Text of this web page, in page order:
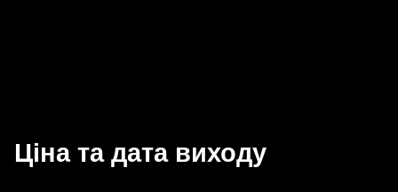
Ціна та дата виходу